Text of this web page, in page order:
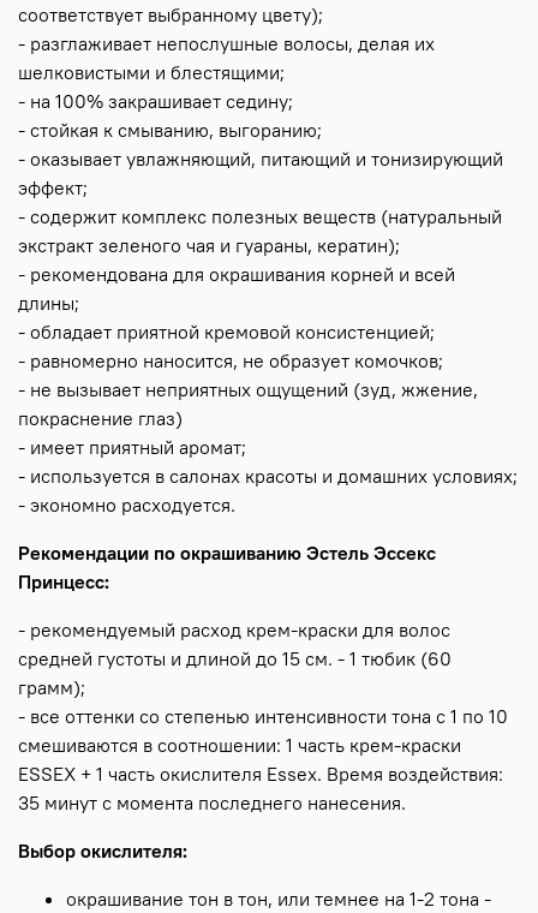
соответствует выбранному цвету);
- разглаживает непослушные волосы, делая их
шелковистыми и блестящими;
- на 100% закрашивает седину;
- стойкая к смыванию, выгоранию;
- оказывает увлажняющий, питающий и тонизирующий
эффект;
- содержит комплекс полезных веществ (натуральный
экстракт зеленого чая и гуараны, кератин);
- рекомендована для окрашивания корней и всей
длины;
- обладает приятной кремовой консистенцией;
- равномерно наносится, не образует комочков;
- не вызывает неприятных ощущений (зуд, жжение,
покраснение глаз)
- имеет приятный аромат;
- используется в салонах красоты и домашних условиях;
- экономно расходуется.
Рекомендации по окрашиванию Эстель Эссекс
Принцесс:
- рекомендуемый расход крем-краски для волос
средней густоты и длиной до 15 см. - 1 тюбик (60
грамм);
- все оттенки со степенью интенсивности тона с 1 по 10
смешиваются в соотношении: 1 часть крем-краски
ESSEX + 1 часть окислителя Essex. Время воздействия:
35 минут с момента последнего нанесения.
Выбор окислителя:
окрашивание тон в тон, или темнее на 1-2 тона -